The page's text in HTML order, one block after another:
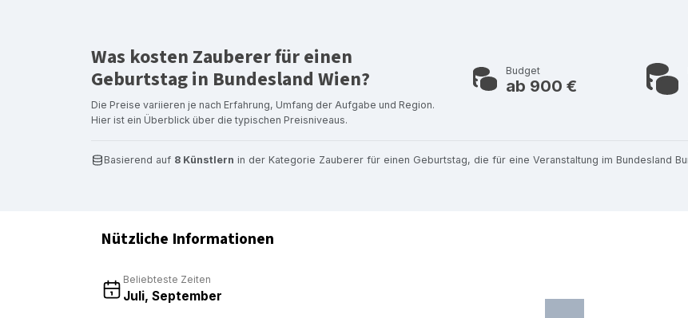
Was kosten Zauberer für einen
Geburtstag in Bundesland Wien?
Die Preise variieren je nach Erfahrung, Umfang der Aufgabe und Region.
Hier ist ein Überblick über die typischen Preisniveaus.
Budget
ab 900 €
Basierend auf 8 Künstlern in der Kategorie Zauberer für einen Geburtstag, die für eine Veranstaltung im Bundesland
Nützliche Informationen
Beliebteste Zeiten
Juli, September